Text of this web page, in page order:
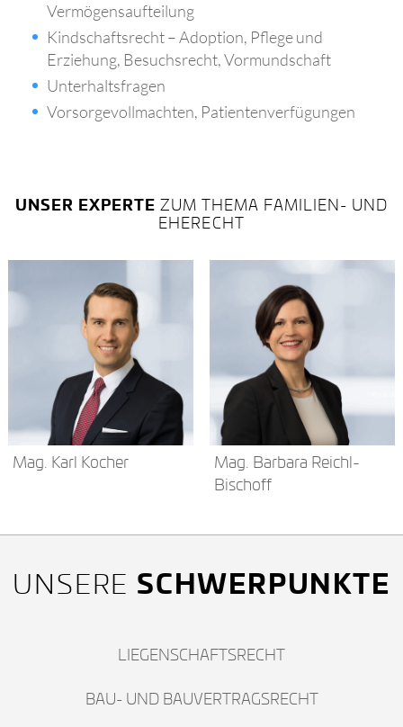
Vermögensaufteilung
Kindschaftsrecht – Adoption, Pflege und
Erziehung, Besuchsrecht, Vormundschaft
Unterhaltsfragen
Vorsorgevollmachten, Patientenverfügungen
UNSER EXPERTE ZUM THEMA FAMILIEN- UND
EHERECHT
Mag. Karl Kocher
Mag. Barbara Reichl-
Bischoff
UNSERE SCHWERPUNKTE
LIEGENSCHAFTSRECHT
BAU- UND BAUVERTRAGSRECHT